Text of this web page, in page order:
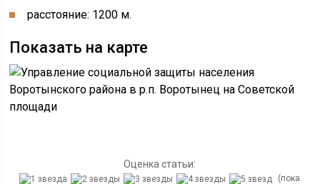
расстояние: 1200 м.
Показать на карте
Оценка статьи:
(пока